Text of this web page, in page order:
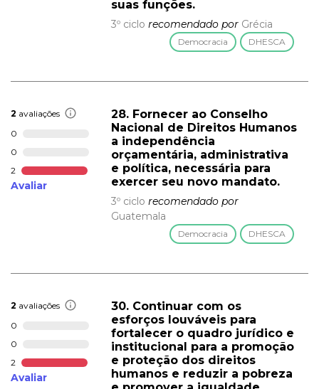
suas funções.
3º ciclo recomendado por Grécia
Democracia DHESCA
2 avaliações
0
0
2
Avaliar
28. Fornecer ao Conselho
Nacional de Direitos Humanos
a independência
orçamentária, administrativa
e política, necessária para
exercer seu novo mandato.
3º ciclo recomendado por
Guatemala
Democracia DHESCA
2 avaliações
0
0
2
Avaliar
30. Continuar com os
esforços louváveis para
fortalecer o quadro jurídico e
institucional para a promoção
e proteção dos direitos
humanos e reduzir a pobreza